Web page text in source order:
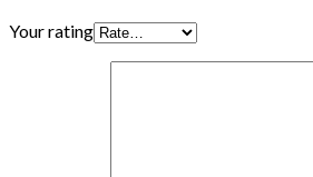
Your rating